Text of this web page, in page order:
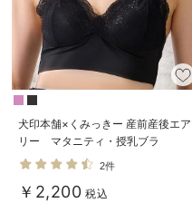
犬印本舗×くみっきー 産前産後エア
リー マタニティ・授乳ブラ
2件
￥2,200 税込